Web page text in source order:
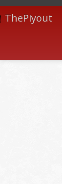
ThePiyout